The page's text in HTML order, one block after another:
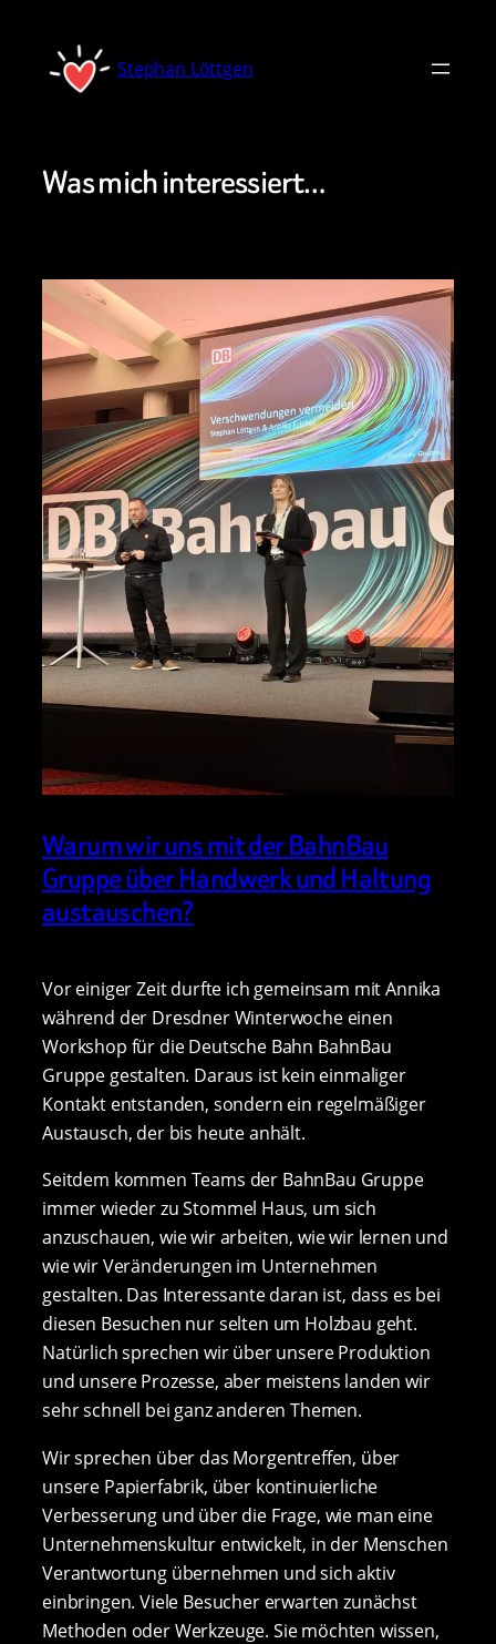
springen
Stephan Löttgen
Was mich interessiert…
Warum wir uns mit der BahnBau
Gruppe über Handwerk und Haltung
austauschen?
Vor einiger Zeit durfte ich gemeinsam mit Annika
während der Dresdner Winterwoche einen
Workshop für die Deutsche Bahn BahnBau
Gruppe gestalten. Daraus ist kein einmaliger
Kontakt entstanden, sondern ein regelmäßiger
Austausch, der bis heute anhält.
Seitdem kommen Teams der BahnBau Gruppe
immer wieder zu Stommel Haus, um sich
anzuschauen, wie wir arbeiten, wie wir lernen und
wie wir Veränderungen im Unternehmen
gestalten. Das Interessante daran ist, dass es bei
diesen Besuchen nur selten um Holzbau geht.
Natürlich sprechen wir über unsere Produktion
und unsere Prozesse, aber meistens landen wir
sehr schnell bei ganz anderen Themen.
Wir sprechen über das Morgentreffen, über
unsere Papierfabrik, über kontinuierliche
Verbesserung und über die Frage, wie man eine
Unternehmenskultur entwickelt, in der Menschen
Verantwortung übernehmen und sich aktiv
einbringen. Viele Besucher erwarten zunächst
Methoden oder Werkzeuge. Sie möchten wissen,